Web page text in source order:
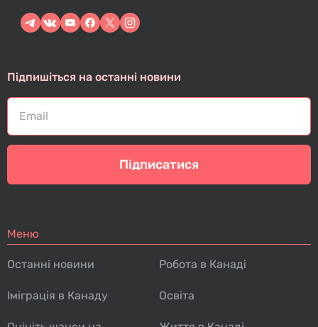
Підпишіться на останні новини
Підписатися
Меню
Останні новини
Іміграція в Канаду
Робота в Канаді
Освіта